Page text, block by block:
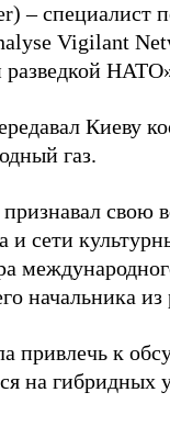
– специалист
Vigilant
Киеву
газ.
свою
и сети
начальника из
привлечь к
на гибридных